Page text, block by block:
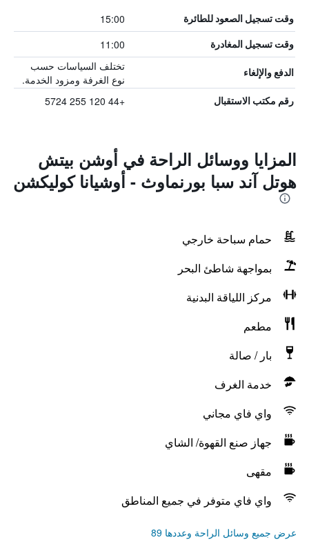
وقت تسجيل الصعود للطائرة 15:00
وقت تسجيل المغادرة 11:00
الدفع والإلغاء
تختلف السياسات حسب
نوع الغرفة ومزود الخدمة.
رقم مكتب الاستقبال +44 120 255 5724
المزايا ووسائل الراحة في أوشن بيتش
هوتل آند سبا بورنماوث - أوشيانا كوليكشن
حمام سباحة خارجي
بمواجهة شاطئ البحر
مركز اللياقة البدنية
مطعم
بار / صالة
خدمة الغرف
واي فاي مجاني
جهاز صنع القهوة/ الشاي
مقهى
واي فاي متوفر في جميع المناطق
عرض جميع وسائل الراحة وعددها 89